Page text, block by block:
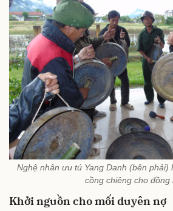
Nghệ nhân ưu tú Yang Danh (bên phải)
cồng chiêng cho đồng
Khởi nguồn cho mối duyên nợ